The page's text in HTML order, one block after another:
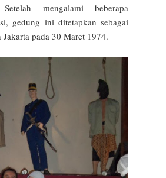
mengalami beberapa
gedung ini ditetapkan sebagai
Jakarta pada 30 Maret 1974.